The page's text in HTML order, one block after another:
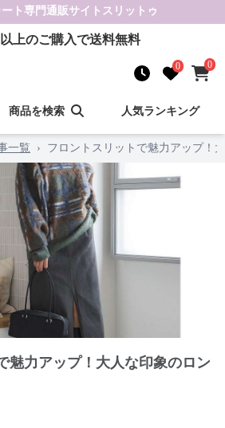
ト 専門通販サイト スリットゥ
上のご購入で送料無料
0 0
商品を検索 人気ランキング
一覧 › フロントスリットで魅力アップ！
魅力アップ！大人な印象のロン